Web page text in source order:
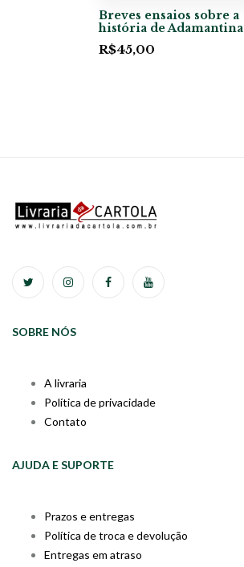
Breves ensaios sobre a
história de Adamantina
R$45,00
SOBRE NÓS
A livraria
Política de privacidade
Contato
AJUDA E SUPORTE
Prazos e entregas
Política de troca e devolução
Entregas em atraso